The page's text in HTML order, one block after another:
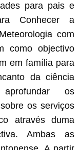
para pais e
Conhecer a
com
como objectivo
em família para
da ciência
os
os serviços
através duma
Ambas as